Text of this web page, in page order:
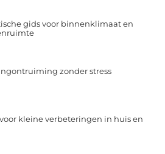
gids voor binnenklimaat en
zonder stress
kleine verbeteringen in huis en